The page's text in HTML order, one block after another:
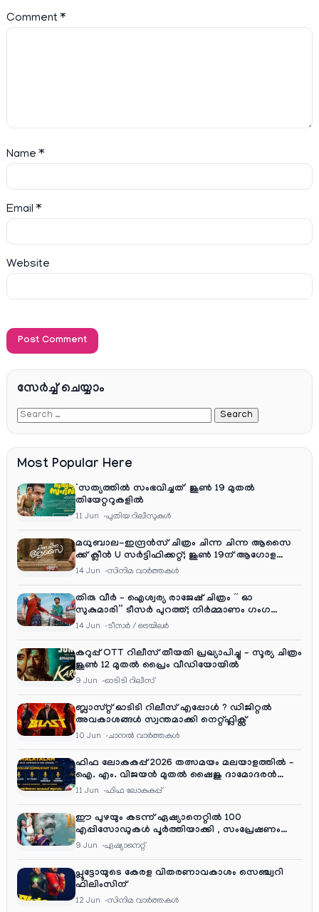
Comment*
Name*
Email*
Website
സേര്‍ച്ച്‌ ചെയ്യാം
Most Popular Here
‘സത്യത്തിൽ സംഭവിച്ചത്’ ജൂൺ 19 മുതൽ
തിയേറ്ററുകളിൽ
11 Jun പുതിയ റിലീസുകള്‍
മധുബാല-ഇന്ദ്രൻസ് ചിത്രം ചിന്ന ചിന്ന ആസൈ
ക്ക് ക്ലീൻ U സർട്ടിഫിക്കറ്റ്; ജൂൺ 19ന് ആഗോള
റിലീസ്
14 Jun സിനിമ വാര്‍ത്തകള്‍
തിരു വീർ – ഐശ്വര്യ രാജേഷ് ചിത്രം ” ഓ
സുകുമാരി” ടീസർ പുറത്ത്; നിർമ്മാണം ഗംഗ
എന്റർടൈൻമെന്റ്‌സ്
14 Jun ടീസര്‍ / ട്രെയിലര്‍
കറുപ്പ് OTT റിലീസ് തീയതി പ്രഖ്യാപിച്ചു – സൂര്യ ചിത്രം
ജൂൺ 12 മുതൽ പ്രൈം വീഡിയോയിൽ
9 Jun ഓടിടി റിലീസ്
ബ്ലാസ്റ്റ് ഓടിടി റിലീസ് എപ്പോൾ ? ഡിജിറ്റൽ
അവകാശങ്ങൾ സ്വന്തമാക്കി നെറ്റ്ഫ്ലിക്സ്
10 Jun ചാനല്‍ വാര്‍ത്തകള്‍
ഫിഫ ലോകകപ്പ് 2026 തത്സമയം മലയാളത്തിൽ –
ഐ. എം. വിജയൻ മുതൽ ഷൈജു ദാമോദരൻ
വരെ കമന്ററി സംഘത്തിൽ
11 Jun ഫിഫ ലോകകപ്പ്
ഈ പുഴയും കടന്ന് ഏഷ്യാനെറ്റിൽ 100
എപ്പിസോഡുകൾ പൂർത്തിയാക്കി , സംപ്രേഷണം
തിങ്കൾ മുതൽ വെള്ളി വരെ രാത്രി 9:30 ന്
9 Jun ഏഷ്യാനെറ്റ്‌
പ്ലൂട്ടോയുടെ കേരള വിതരണാവകാശം സെഞ്ച്വറി
ഫിലിംസിന്
12 Jun സിനിമ വാര്‍ത്തകള്‍